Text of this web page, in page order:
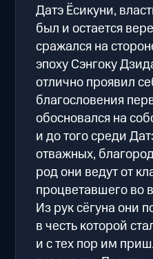
Датэ Ёсикуни,
был и остается
сражался на
эпоху Сэнгоку
отлично проявил
благословения
обосновался на
и до того среди
отважных,
род они ведут от
процветавшего во
Из рук сёгуна они
в честь которой
и с тех пор им